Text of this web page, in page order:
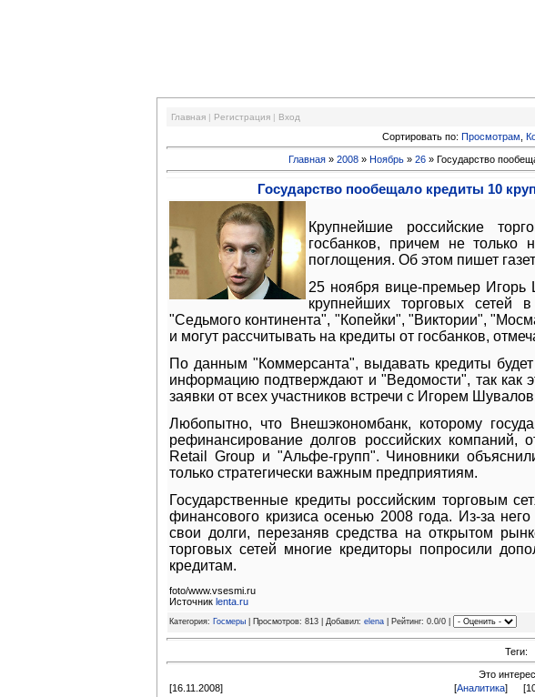
Главная | Регистрация | Вход
Сортировать по: Просмотрам
Главная » 2008 » Ноябрь » 26 » Государство
Государство пообещало кредиты 10
Крупнейшие российские
госбанков, причем не только
поглощения. Об этом пишет
25 ноября вице-премьер Игорь
крупнейших торговых сетей
"Седьмого континента", "Копейки", "Виктории",
и могут рассчитывать на кредиты от госбанков,
По данным "Коммерсанта", выдавать кредиты
информацию подтверждают и "Ведомости", так как
заявки от всех участников встречи с Игорем
Любопытно, что Внешэкономбанк, которому
рефинансирование долгов российских компаний,
Retail Group и "Альфе-групп". Чиновники
только стратегически важным предприятиям.
Государственные кредиты российским торговым
финансового кризиса осенью 2008 года. Из-за
свои долги, перезаняв средства на открытом
торговых сетей многие кредиторы попросили
кредитам.
foto/www.vsesmi.ru
Источник lenta.ru
Категория: Госмеры | Просмотров: 813 | Добавил: elena | Рейтинг: 0.0/0 |
Теги:
Это
[16.11.2008]
[Аналитика]